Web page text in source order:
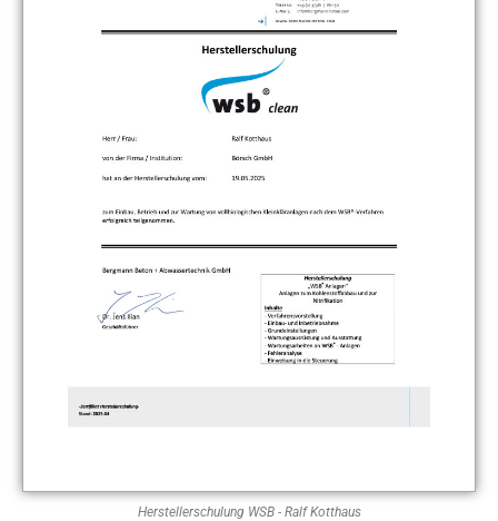
Herstellerschulung WSB - Ralf Kotthaus